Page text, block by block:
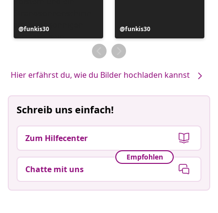
Beitrag
veröffentlicht
funkis30
Beitrag
veröffentlicht
von
funkis30
Hier erfährst du, wie du Bilder hochladen kannst
Schreib uns einfach!
Zum Hilfecenter
Empfohlen
Chatte mit uns